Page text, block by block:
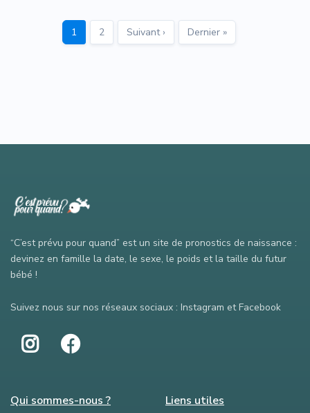
1 2 Suivant › Dernier »
“C’est prévu pour quand” est un site de pronostics de naissance :
devinez en famille la date, le sexe, le poids et la taille du futur
bébé !
Suivez nous sur nos réseaux sociaux : Instagram et Facebook
Qui sommes-nous ? Liens utiles